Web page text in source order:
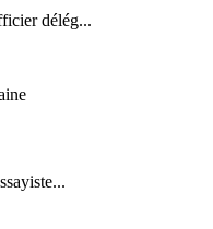
délég...